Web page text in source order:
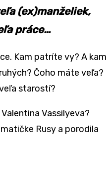
(ex)manželiek,
práce…
Kam patríte vy? A kam
Čoho máte veľa?
starostí?
Vassilyeva?
Rusy a porodila